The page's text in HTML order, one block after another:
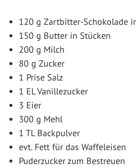
120 g Zartbitter-Schokolade
150 g Butter in Stücken
200 g Milch
80 g Zucker
1 Prise Salz
1 EL Vanillezucker
3 Eier
300 g Mehl
1 TL Backpulver
evt. Fett für das Waffeleisen
Puderzucker zum Bestreuen